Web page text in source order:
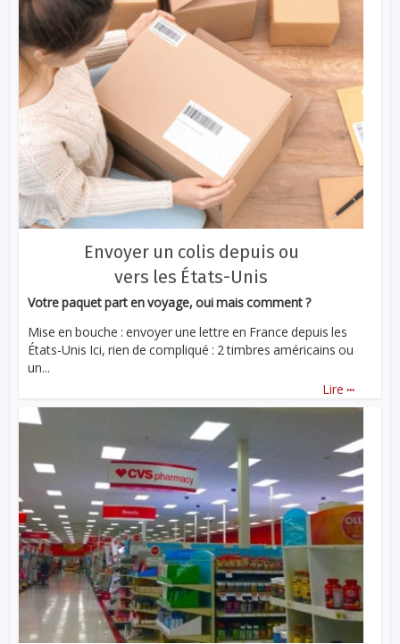
Envoyer un colis depuis ou
vers les États-Unis
Votre paquet part en voyage, oui mais comment ?
Mise en bouche : envoyer une lettre en France depuis les
États-Unis Ici, rien de compliqué : 2 timbres américains ou
un...
Lire ...